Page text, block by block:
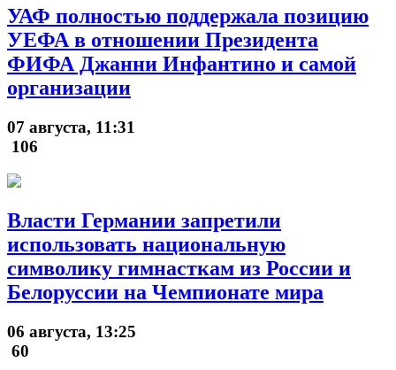
УАФ полностью поддержала позицию
УЕФА в отношении Президента
ФИФА Джанни Инфантино и самой
организации
07 августа, 11:31
106
Власти Германии запретили
использовать национальную
символику гимнасткам из России и
Белоруссии на Чемпионате мира
06 августа, 13:25
60